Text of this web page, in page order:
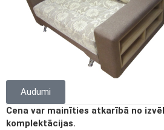
Audumi
Cena var mainīties atkarībā no
komplektācijas.